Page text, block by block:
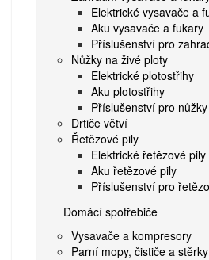
Elektrické vysavače a
Aku vysavače a fukary
Příslušenství pro
Nůžky na živé ploty
Elektrické plotostřihy
Aku plotostřihy
Příslušenství pro
Drtiče větví
Řetězové pily
Elektrické řetězové pily
Aku řetězové pily
Příslušenství pro
Domácí spotřebiče
Vysavače a kompresory
Parní mopy, čističe a